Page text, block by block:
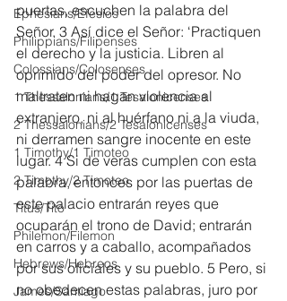
Ephesians/Efesios
Philippians/Filipenses
Colossians/Colosenses
1 Thessalonians/1 Tesalonicenses
2 Thessalonians/2 Tesalonicenses
1 Timothy/1 Timoteo
2 Timothy/2 Timoteo
Titus/Tito
Philemon/Filemon
Hebrews/Hebreos
James/Santiago
puertas, escuchen la palabra del
Señor. 3 Así dice el Señor: ‘Practiquen
el derecho y la justicia. Libren al
oprimido del poder del opresor. No
maltraten ni hagan violencia al
extranjero, ni al huérfano ni a la viuda,
ni derramen sangre inocente en este
lugar. 4 Si de veras cumplen con esta
palabra, entonces por las puertas de
este palacio entrarán reyes que
ocuparán el trono de David; entrarán
en carros y a caballo, acompañados
por sus oficiales y su pueblo. 5 Pero, si
no obedecen estas palabras, juro por